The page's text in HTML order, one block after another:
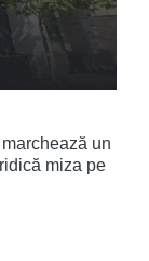
un
miza pe